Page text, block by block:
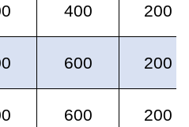
400 200
600 200
600 200